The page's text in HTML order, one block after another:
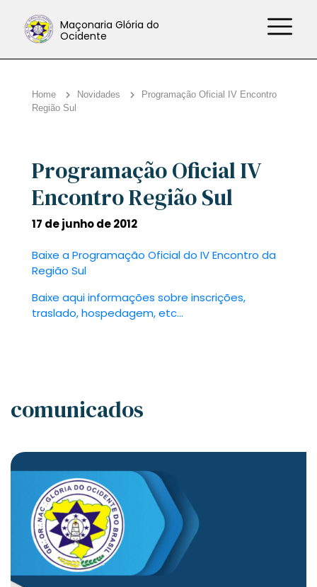
Maçonaria Glória do
Ocidente
Home Novidades
Programação Oficial IV Encontro
Região Sul
Programação Oficial IV
Encontro Região Sul
17 de junho de 2012
Baixe a Programação Oficial do IV Encontro da
Região Sul
Baixe aqui informações sobre inscrições,
traslado, hospedagem, etc…
comunicados